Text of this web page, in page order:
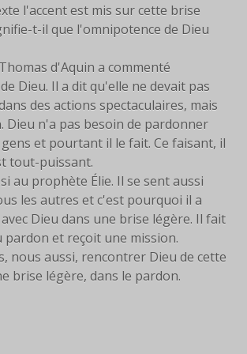
l'accent est mis sur cette brise
t-il que l'omnipotence de Dieu
d'Aquin a commenté
Dieu. Il a dit qu'elle ne devait pas
des actions spectaculaires, mais
Dieu n'a pas besoin de pardonner
gens et pourtant il le fait. Ce faisant, il
tout-puissant.
au prophète Élie. Il se sent aussi
les autres et c'est pourquoi il a
Dieu dans une brise légère. Il fait
pardon et reçoit une mission.
nous aussi, rencontrer Dieu de cette
brise légère, dans le pardon.